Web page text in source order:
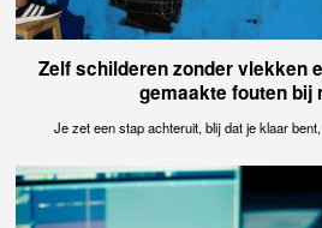
Zelf schilderen zonder vlekken
gemaakte fouten bij
Je zet een stap achteruit, blij dat je klaar